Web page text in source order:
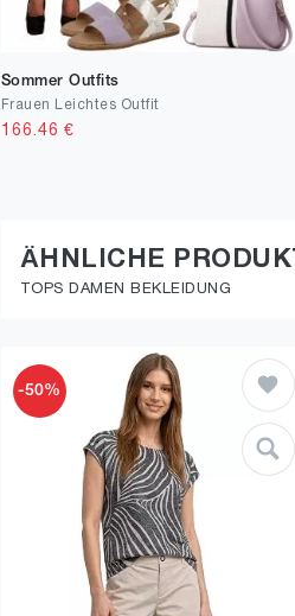
Sommer Outfits
Frauen Leichtes Outfit
166.46 €
ÄHNLICHE
TOPS DAMEN BEKLEIDUNG
-50%